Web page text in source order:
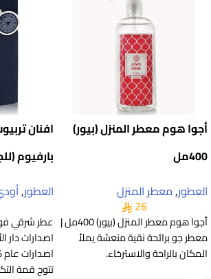
أجوا هوم معطر المنزل (بيور)
400مل
العطور,معطر المنزل
26
أجوا هوم معطر المنزل (بيور) 400مل |
معطر جو برائحة نقية منعشة يملأ
المكان بالراحة والاسترخاء.
افنان
بارفيوم
العطور,
عطر شرقي
اصدارات دار
تتوج قمة